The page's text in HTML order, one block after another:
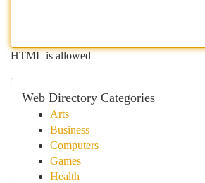
HTML is allowed
Web Directory Categories
Arts
Business
Computers
Games
Health